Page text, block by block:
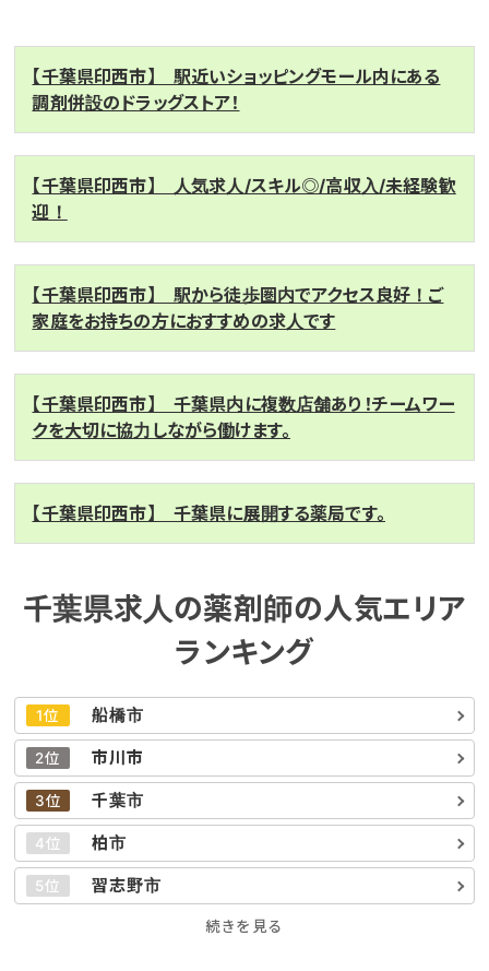
【千葉県印西市】 駅近いショッピングモール内にある
調剤併設のドラッグストア！
【千葉県印西市】 人気求人/スキル◎/高収入/未経験歓
迎！
【千葉県印西市】 駅から徒歩圏内でアクセス良好！ご
家庭をお持ちの方におすすめの求人です
【千葉県印西市】 千葉県内に複数店舗あり！チームワー
クを大切に協力しながら働けます。
【千葉県印西市】 千葉県に展開する薬局です。
千葉県求人の薬剤師の人気エリア
ランキング
1位 船橋市
2位 市川市
3位 千葉市
4位 柏市
5位 習志野市
続きを見る